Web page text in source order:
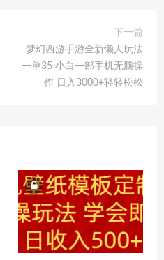
下一篇
梦幻西游手游全新懒人玩法
一单35 小白一部手机无脑操
作 日入3000+轻轻松松